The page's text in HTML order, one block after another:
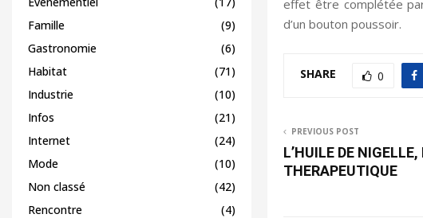
effet être complétée
d’un bouton poussoir.
SHARE 0
PREVIOUS POST
L’HUILE DE
THERAPEUTIQUE
Famille
(9)
Gastronomie
(6)
Habitat
(71)
Industrie
(10)
Infos
(21)
Internet
(24)
Mode
(10)
Non classé
(42)
Rencontre
(4)